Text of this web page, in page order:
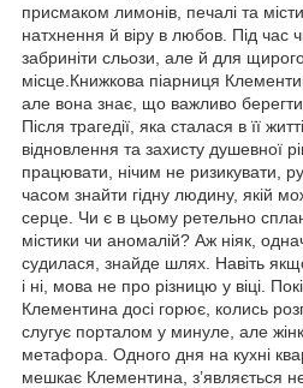
присмаком лимонів, печалі та
натхнення й віру в любов. Під час
забриніти сльози, але й для
місце.Книжкова піарниця
але вона знає, що важливо берегти
Після трагедії, яка сталася в її
відновлення та захисту душевної
працювати, нічим не ризикувати,
часом знайти гідну людину, якій
серце. Чи є в цьому ретельно
містики чи аномалій? Аж ніяк,
судилася, знайде шлях. Навіть
і ні, мова не про різницю у віці.
Клементина досі горює, колись
слугує порталом у минуле, але
метафора. Одного дня на кухні
мешкає Клементина, з’являється